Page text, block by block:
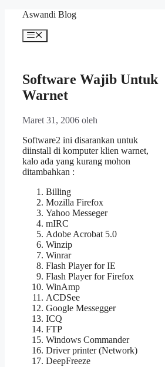
Langsung
Aswandi Blog
Menu
Software Wajib Untuk
Warnet
Maret 31, 2006 oleh
Software2 ini disarankan untuk
diinstall di komputer klien warnet,
kalo ada yang kurang mohon
ditambahkan :
Billing
Mozilla Firefox
Yahoo Messeger
mIRC
Adobe Acrobat 5.0
Winzip
Winrar
Flash Player for IE
Flash Player for Firefox
WinAmp
ACDSee
Google Messegger
ICQ
FTP
Windows Commander
Driver printer (Network)
DeepFreeze